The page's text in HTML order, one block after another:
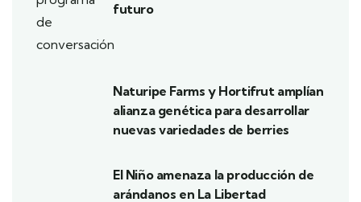
futuro
Naturipe Farms y Hortifrut amplían
alianza genética para desarrollar
nuevas variedades de berries
El Niño amenaza la producción de
arándanos en La Libertad